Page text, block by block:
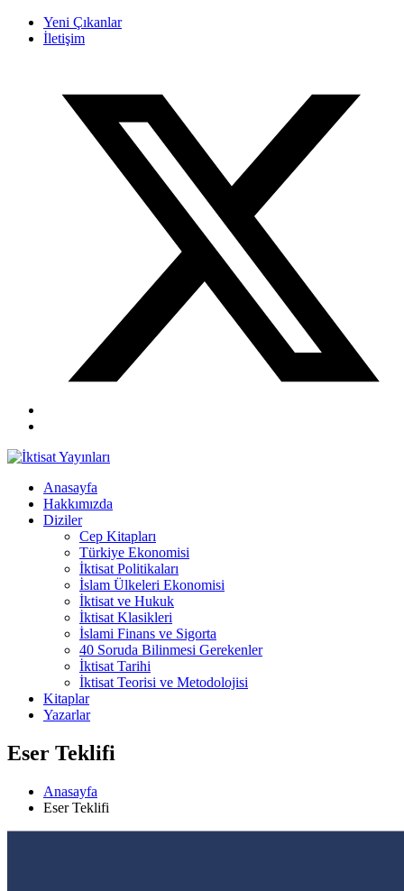
Yeni Çıkanlar
İletişim
Anasayfa
Hakkımızda
Diziler
Cep Kitapları
Türkiye Ekonomisi
İktisat Politikaları
İslam Ülkeleri Ekonomisi
İktisat ve Hukuk
İktisat Klasikleri
İslami Finans ve Sigorta
40 Soruda Bilinmesi Gerekenler
İktisat Tarihi
İktisat Teorisi ve Metodolojisi
Kitaplar
Yazarlar
Eser Teklifi
Anasayfa
Eser Teklifi